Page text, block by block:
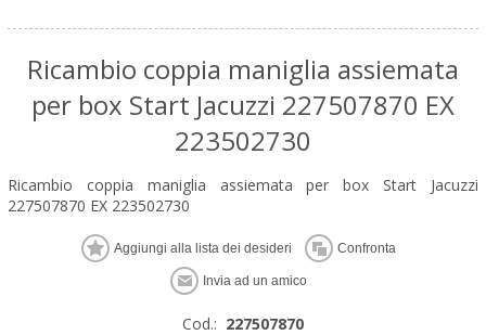
Ricambio coppia maniglia assiemata
per box Start Jacuzzi 227507870 EX
223502730
Ricambio coppia maniglia assiemata per box Start Jacuzzi
227507870 EX 223502730
Cod.: 227507870